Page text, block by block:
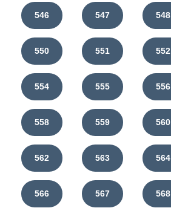
546 547 548
550 551 552
554 555 556
558 559 560
562 563 564
566 567 568